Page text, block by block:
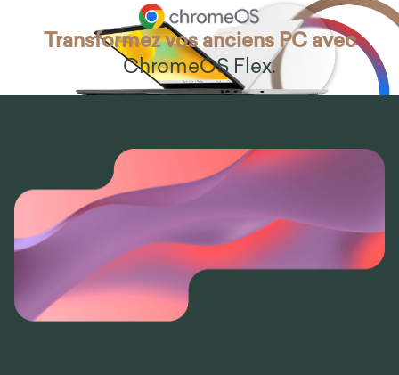
Transformez vos anciens PC avec
ChromeOS Flex.